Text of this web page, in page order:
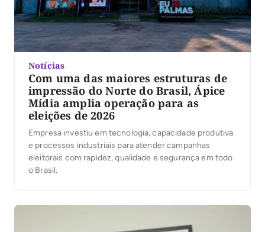
Notícias
Com uma das maiores estruturas de
impressão do Norte do Brasil, Ápice
Mídia amplia operação para as
eleições de 2026
Empresa investiu em tecnologia, capacidade produtiva
e processos industriais para atender campanhas
eleitorais com rapidez, qualidade e segurança em todo
o Brasil.